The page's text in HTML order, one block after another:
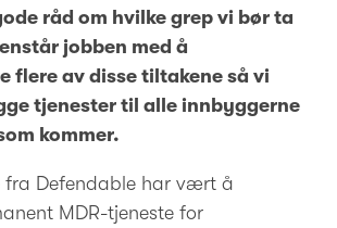
råd om hvilke grep vi bør ta
jobben med å
flere av disse tiltakene så vi
tjenester til alle innbyggerne
kommer.
fra Defendable har vært å
MDR-tjeneste for